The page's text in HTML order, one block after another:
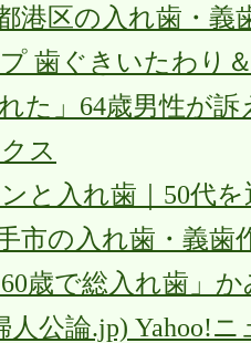
都港区の入れ歯・
歯ぐきいたわり
れた」64歳男性が
ス
と入れ歯｜50代
手市の入れ歯・義
60歳で総入れ歯」
公論.jp) Yahoo!ニ